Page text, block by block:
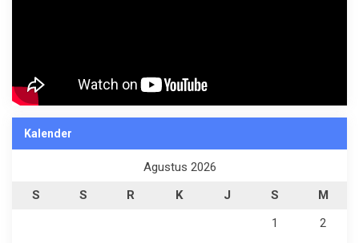
Kalender
Agustus 2026
S
S R K J S
M
1
2